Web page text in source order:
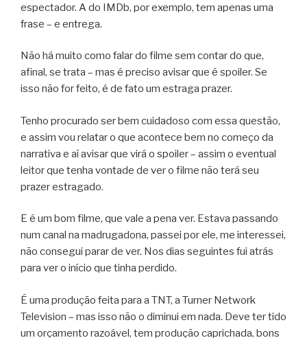
espectador. A do IMDb, por exemplo, tem apenas uma
frase – e entrega.
Não há muito como falar do filme sem contar do que,
afinal, se trata – mas é preciso avisar que é spoiler. Se
isso não for feito, é de fato um estraga prazer.
Tenho procurado ser bem cuidadoso com essa questão,
e assim vou relatar o que acontece bem no começo da
narrativa e aí avisar que virá o spoiler – assim o eventual
leitor que tenha vontade de ver o filme não terá seu
prazer estragado.
E é um bom filme, que vale a pena ver. Estava passando
num canal na madrugadona, passei por ele, me interessei,
não consegui parar de ver. Nos dias seguintes fui atrás
para ver o início que tinha perdido.
É uma produção feita para a TNT, a Turner Network
Television – mas isso não o diminui em nada. Deve ter tido
um orçamento razoável, tem produção caprichada, bons